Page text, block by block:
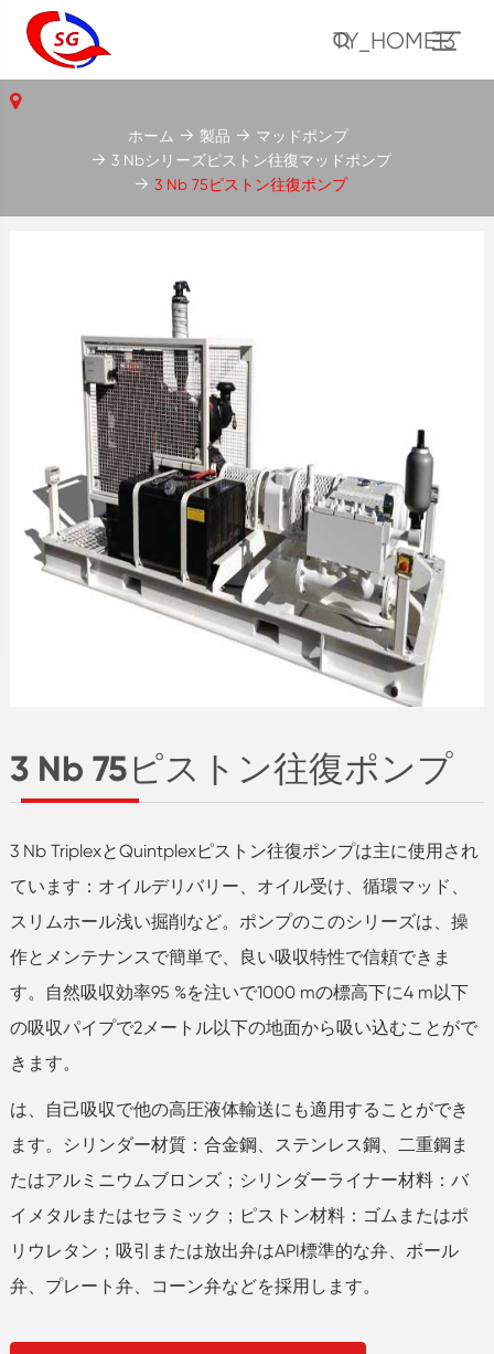
TY_HOME13
3 Nb 75ピストン往復ポンプ
3 Nb TriplexとQuintplexピストン往復ポンプは主に使用され
ています：オイルデリバリー、オイル受け、循環マッド、
スリムホール浅い掘削など。ポンプのこのシリーズは、操
作とメンテナンスで簡単で、良い吸収特性で信頼できま
す。自然吸収効率95 %を注いで1000 mの標高下に4 m以下
の吸収パイプで2メートル以下の地面から吸い込むことがで
きます。
は、自己吸収で他の高圧液体輸送にも適用することができ
ます。シリンダー材質：合金鋼、ステンレス鋼、二重鋼ま
たはアルミニウムブロンズ；シリンダーライナー材料：バ
イメタルまたはセラミック；ピストン材料：ゴムまたはポ
リウレタン；吸引または放出弁はAPI標準的な弁、ボール
弁、プレート弁、コーン弁などを採用します。
ホーム 製品
マッドポンプ
3 Nbシリーズピストン往復マッドポンプ
3 Nb 75ピストン往復ポンプ